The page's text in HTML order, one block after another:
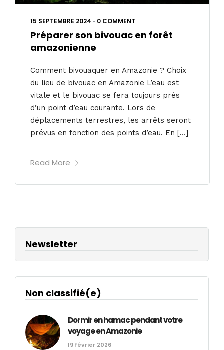
15 SEPTEMBRE 2024 • 0 COMMENT
Préparer son bivouac en forêt
amazonienne
Comment bivouaquer en Amazonie ? Choix
du lieu de bivouac en Amazonie L’eau est
vitale et le bivouac se fera toujours près
d’un point d’eau courante. Lors de
déplacements terrestres, les arrêts seront
prévus en fonction des points d’eau. En […]
Read More
Newsletter
Non classifié(e)
Dormir en hamac pendant votre
voyage en Amazonie
19 février 2026